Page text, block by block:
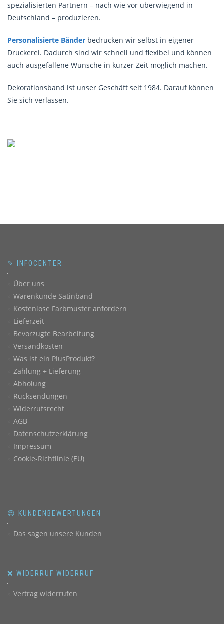
spezialisierten Partnern – nach wie vor überwiegend in
Deutschland – produzieren.
Personalisierte Bänder bedrucken wir selbst in eigener
Druckerei. Dadurch sind wir schnell und flexibel und können
auch ausgefallene Wünsche in kurzer Zeit möglich machen.
Dekorationsband ist unser Geschäft seit 1984. Darauf können
Sie sich verlassen.
✎ INFOCENTER
Über uns
Warenkunde Satinband
Kostenlose Farbmuster anfordern
Lieferzeit
Bevorzugte Bearbeitung
Versandkosten
Was ist ein PlusProdukt?
Zahlung + Lieferung
Abholung
Rücksendungen
Widerrufsrecht
AGB
Datenschutzerklärung
Impressum
Cookie-Richtlinie (EU)
😍 KUNDENBEWERTUNGEN
Das sagen unsere Kunden
❌ WIDERRUF WIDERRUF
Vertrag widerrufen